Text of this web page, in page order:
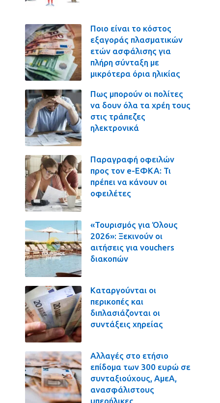
Ποιο είναι το κόστος
εξαγοράς πλασματικών
ετών ασφάλισης για
πλήρη σύνταξη με
μικρότερα όρια ηλικίας
Πως μπορούν οι πολίτες
να δουν όλα τα χρέη τους
στις τράπεζες
ηλεκτρονικά
Παραγραφή οφειλών
προς τον e-ΕΦΚΑ: Τι
πρέπει να κάνουν οι
οφειλέτες
«Τουρισμός για Όλους
2026»: Ξεκινούν οι
αιτήσεις για vouchers
διακοπών
Καταργούνται οι
περικοπές και
διπλασιάζονται οι
συντάξεις χηρείας
Αλλαγές στο ετήσιο
επίδομα των 300 ευρώ σε
συνταξιούχους, ΑμεΑ,
ανασφάλιστους
υπερήλικες